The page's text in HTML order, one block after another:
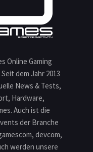
Online Gaming
dem Jahr 2013
News & Tests,
Hardware,
Auch ist die
der Branche
devcom,
werden unsere